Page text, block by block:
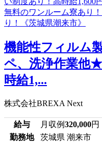
機能性フィルム
ペ、洗浄作業他
時給1,...
株式会社BREXA Next
給与 月収例320,000円
勤務地
茨城県 潮来市